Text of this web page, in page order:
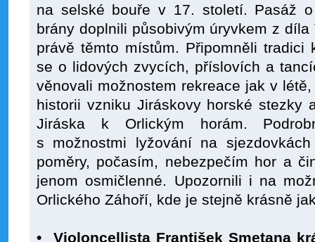
na selské bouře v 17. století. Pasáž
brány doplnili působivým úryvkem z
právě těmto místům. Připomněli tradici
se o lidových zvycích, příslovích a
věnovali možnostem rekreace jak v
historii vzniku Jiráskovy horské stezky
Jiráska k Orlickým horám.
s možnostmi lyžování na
poměry, počasím, nebezpečím hor a
jenom osmičlenné. Upozornili i na
Orlického Záhoří, kde je stejně krásně
• Violoncellista František Smetana